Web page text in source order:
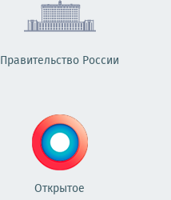
Правительство России
Открытое